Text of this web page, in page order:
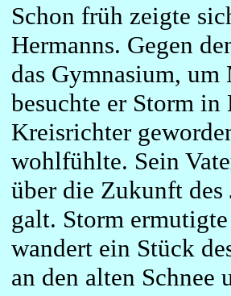
Schon früh zeigte
Hermanns. Gegen
das Gymnasium,
besuchte er Storm
Kreisrichter
wohlfühlte. Sein
über die Zukunft
galt. Storm
wandert ein Stück
an den alten